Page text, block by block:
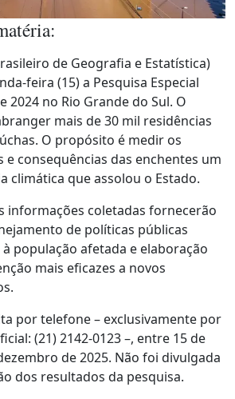
de Geografia e Estatística)
feira (15) a Pesquisa Especial
2024 no Rio Grande do Sul. O
mais de 30 mil residências
O propósito é medir os
e consequências das enchentes um
climática que assolou o Estado.
informações coletadas fornecerão
de políticas públicas
população afetada e elaboração
mais eficazes a novos
por telefone – exclusivamente por
(21) 2142-0123 –, entre 15 de
de 2025. Não foi divulgada
dos resultados da pesquisa.